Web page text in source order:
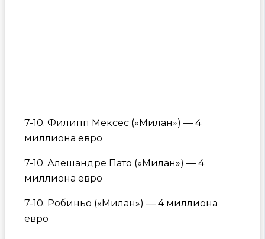
7-10. Филипп Мексес («Милан») — 4
миллиона евро
7-10. Алешандре Пато («Милан») — 4
миллиона евро
7-10. Робиньо («Милан») — 4 миллиона
евро